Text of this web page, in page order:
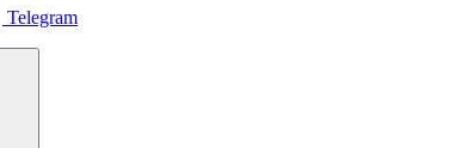
Telegram